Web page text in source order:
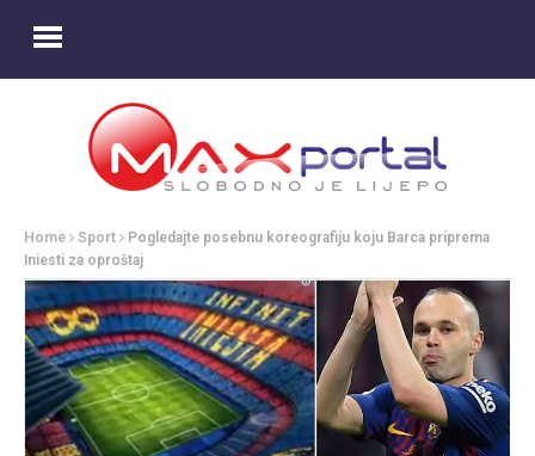
Home Sport
Pogledajte posebnu koreografiju koju Barca priprema
Iniesti za oproštaj